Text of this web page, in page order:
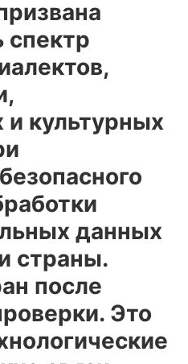
спектр
и культурных
данных
страны.
после
Это